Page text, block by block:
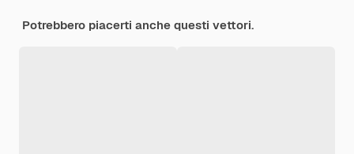
Potrebbero piacerti anche questi vettori.